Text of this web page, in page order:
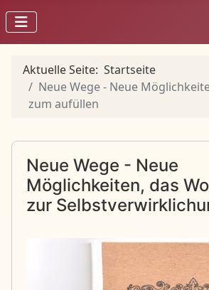
Aktuelle Seite: Startseite
Neue Wege - Neue
zum aufüllen
Neue Wege - Neue
Möglichkeiten, das
zur